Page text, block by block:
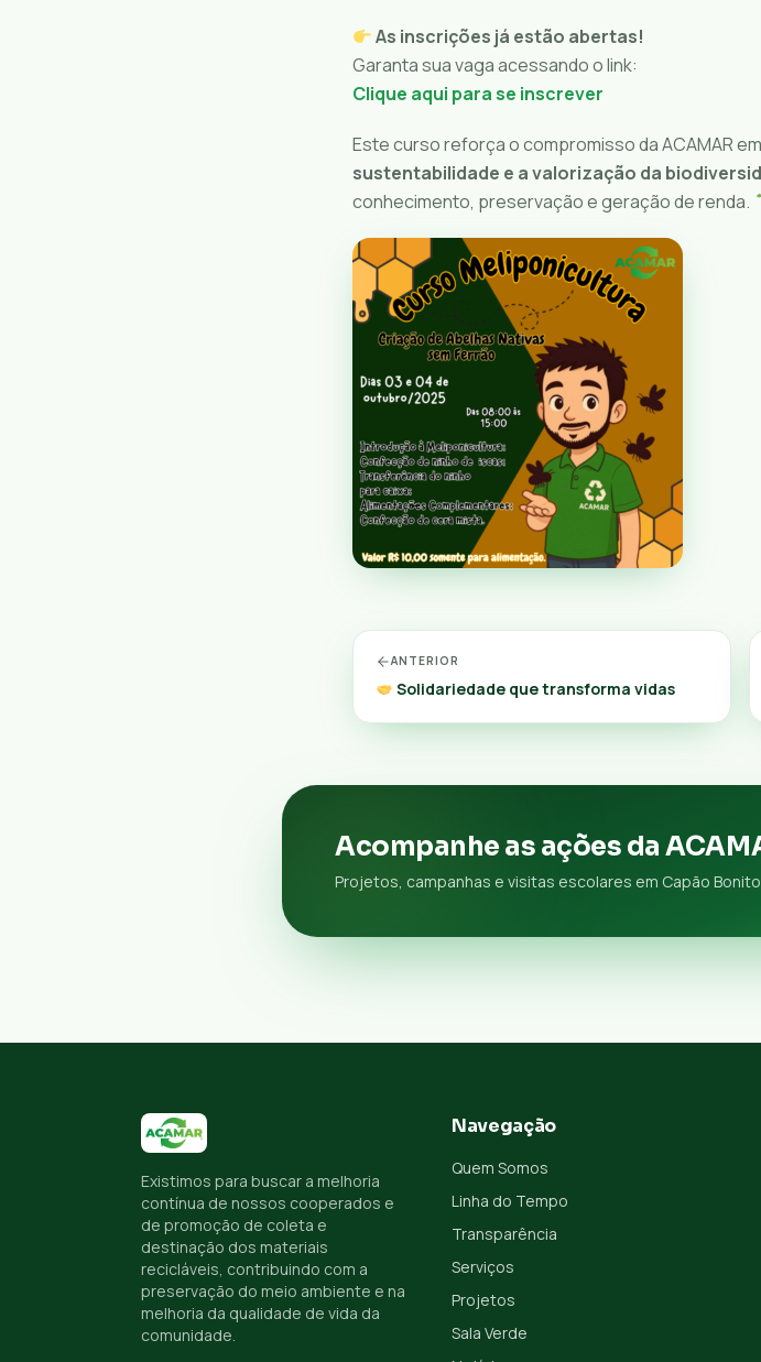
As inscrições já estão abertas!
Garanta sua vaga acessando o link:
Clique aqui para se inscrever
Este curso reforça o compromisso da ACAMAR
sustentabilidade e a valorização da
conhecimento, preservação e geração de renda.
ANTERIOR
Solidariedade que transforma vidas
Acompanhe as ações da
Projetos, campanhas e visitas escolares em Capão
Existimos para buscar a melhoria
contínua de nossos cooperados e
de promoção de coleta e
destinação dos materiais
recicláveis, contribuindo com a
preservação do meio ambiente e na
melhoria da qualidade de vida da
comunidade.
Navegação
Quem Somos
Linha do Tempo
Transparência
Serviços
Projetos
Sala Verde